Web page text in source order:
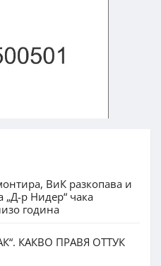
ВиК разкопава и
„Д-р Нидер“ чака
година
КАКВО ПРАВЯ ОТТУК